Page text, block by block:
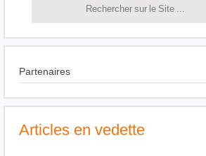
Partenaires
Articles en vedette